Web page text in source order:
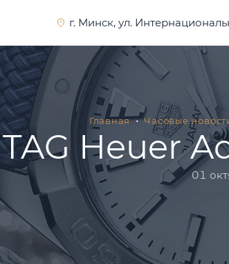
г. Минск, ул.
Главная Часовые
TAG Heuer
01